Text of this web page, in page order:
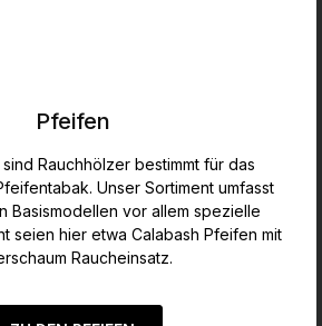
Pfeifen
Rauchhölzer bestimmt für das
Unser Sortiment umfasst
Basismodellen vor allem spezielle
seien hier etwa Calabash Pfeifen mit
Raucheinsatz.